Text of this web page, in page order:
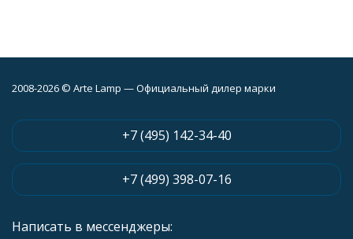
2008-2026 © Arte Lamp — Официальный дилер марки
+7 (495) 142-34-40
+7 (499) 398-07-16
Написать в мессенджеры: